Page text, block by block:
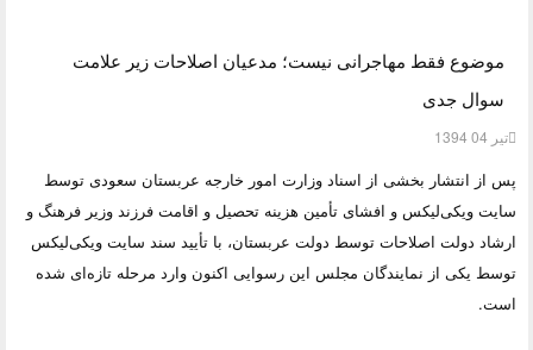
موضوع فقط مهاجرانی نیست؛ مدعیان اصلاحات زیر علامت
سوال جدی
تیر 04 1394
پس از انتشار بخشی از اسناد وزارت امور خارجه عربستان سعودی توسط
سایت ویکی‌لیکس و افشای تأمین هزینه تحصیل و اقامت فرزند وزیر فرهنگ و
ارشاد دولت اصلاحات توسط دولت عربستان، با تأیید سند سایت ویکی‌لیکس
توسط یکی از نمایندگان مجلس این رسوایی اکنون وارد مرحله تازه‌ای شده
است.